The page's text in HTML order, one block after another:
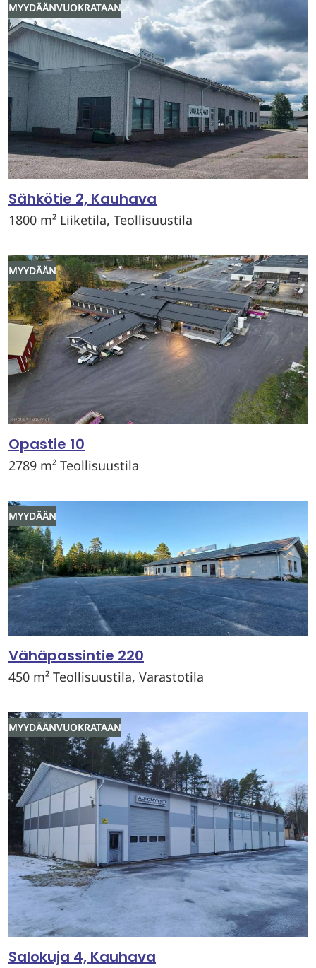
MYYDÄÄNVUOKRATAAN
Sähkötie 2, Kauhava
1800 m² Liiketila, Teollisuustila
MYYDÄÄN
Opastie 10
2789 m² Teollisuustila
MYYDÄÄN
Vähäpassintie 220
450 m² Teollisuustila, Varastotila
MYYDÄÄNVUOKRATAAN
Salokuja 4, Kauhava